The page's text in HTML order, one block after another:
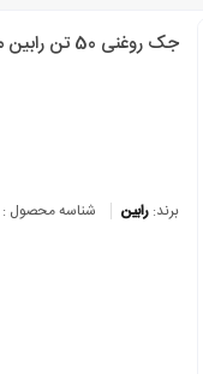
جک روغنی 50 تن رابین مدل RBJ-50
برند: رابین شناسه محصول :